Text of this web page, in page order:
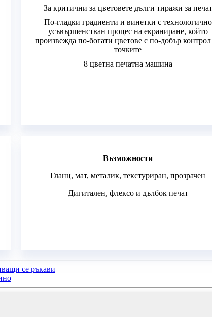
За критични за цветовете дълги тиражи за печат
По-гладки градиенти и винетки с технологично
усъвършенстван процес на екраниране, който
произвежда по-богати цветове с по-добър
точките
8 цветна печатна машина
Възможности
Гланц, мат, металик, текстуриран, прозрачен
Дигитален, флексо и дълбок печат
се ръкави